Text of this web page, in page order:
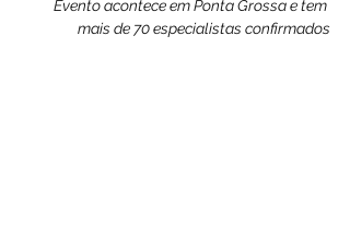
Evento acontece em Ponta Grossa e tem
mais de 70 especialistas confirmados